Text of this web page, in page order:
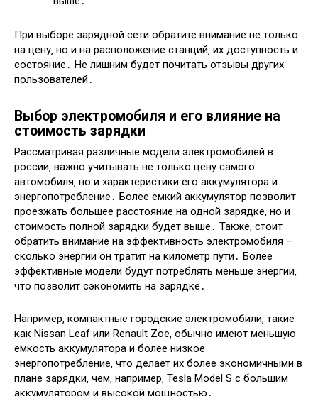
При выборе зарядной сети обратите внимание не только
на цену‚ но и на расположение станций‚ их доступность и
состояние․ Не лишним будет почитать отзывы других
пользователей․
Выбор электромобиля и его влияние на
стоимость зарядки
Рассматривая различные модели электромобилей в
россии‚ важно учитывать не только цену самого
автомобиля‚ но и характеристики его аккумулятора и
энергопотребление․ Более емкий аккумулятор позволит
проезжать большее расстояние на одной зарядке‚ но и
стоимость полной зарядки будет выше․ Также‚ стоит
обратить внимание на эффективность электромобиля –
сколько энергии он тратит на километр пути․ Более
эффективные модели будут потреблять меньше энергии‚
что позволит сэкономить на зарядке․
Например‚ компактные городские электромобили‚ такие
как Nissan Leaf или Renault Zoe‚ обычно имеют меньшую
емкость аккумулятора и более низкое
энергопотребление‚ что делает их более экономичными в
плане зарядки‚ чем‚ например‚ Tesla Model S с большим
аккумулятором и высокой мощностью․